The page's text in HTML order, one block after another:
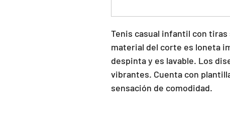
Tenis casual infantil con
material del corte es loneta
despinta y es lavable. Los
vibrantes. Cuenta con
sensación de comodidad.